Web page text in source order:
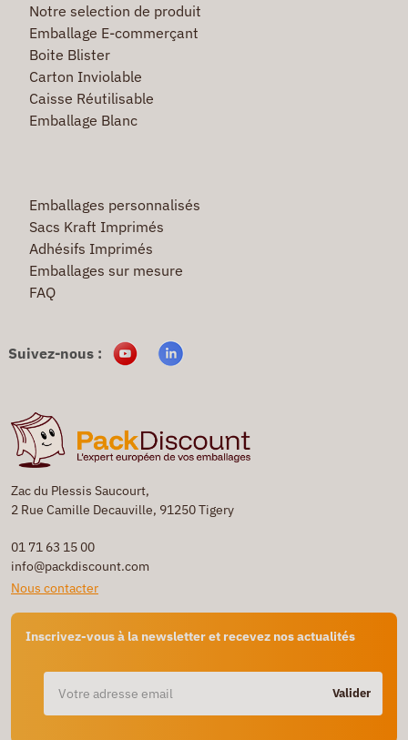
Zac du Plessis Saucourt,
2 Rue Camille Decauville, 91250 Tigery
01 71 63 15 00
info@packdiscount.com
Nous contacter
Inscrivez-vous à la newsletter et recevez nos actualités
Valider
Notre selection de produit
Emballage E-commerçant
Boite Blister
Carton Inviolable
Caisse Réutilisable
Emballage Blanc
Emballages personnalisés
Sacs Kraft Imprimés
Adhésifs Imprimés
Emballages sur mesure
FAQ
Suivez-nous :